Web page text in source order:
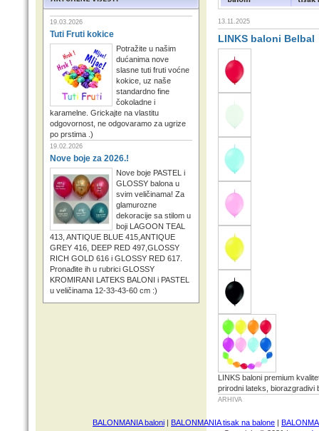
19.03.2026
Tuti Fruti kokice
Potražite u našim
dućanima nove
slasne tuti fruti voćne
kokice, uz naše
standardno fine
čokoladne i
karamelne. Grickajte na vlastitu
odgovornost, ne odgovaramo za ugrize
po prstima .)
19.02.2026
Nove boje za 2026.!
Nove boje PASTEL i
GLOSSY balona u
svim veličinama! Za
glamurozne
dekoracije sa stilom u
boji LAGOON TEAL
413, ANTIQUE BLUE 415,ANTIQUE
GREY 416, DEEP RED 497,GLOSSY
RICH GOLD 616 i GLOSSY RED 617.
Pronađite ih u rubrici GLOSSY
KROMIRANI LATEKS BALONI i PASTEL
u veličinama 12-33-43-60 cm :)
13.11.2025
LINKS baloni Belbal
LINKS baloni premium
prirodni lateks, biorazgradivi
ARHIVA
BALONMANIA baloni | BALONMANIA tisak na balone |